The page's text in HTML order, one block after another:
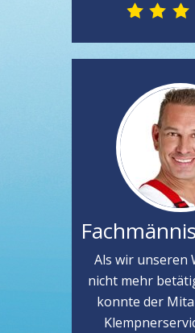
Als wir unseren
nicht mehr
konnte der